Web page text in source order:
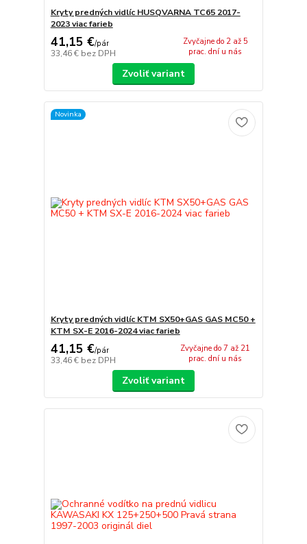
Kryty predných vidlíc HUSQVARNA TC65 2017-
2023 viac farieb
41,15 €/pár
33,46 € bez DPH
Zvyčajne do 2 až 5
prac. dní u nás
Zvoliť variant
Novinka
Kryty predných vidlíc KTM SX50+GAS GAS MC50 +
KTM SX-E 2016-2024 viac farieb
41,15 €/pár
33,46 € bez DPH
Zvyčajne do 7 až 21
prac. dní u nás
Zvoliť variant